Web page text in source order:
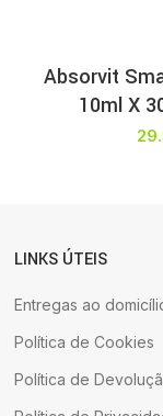
Absorvit
10ml X
LINKS ÚTEIS
Entregas ao
Política de Cookies
Política de